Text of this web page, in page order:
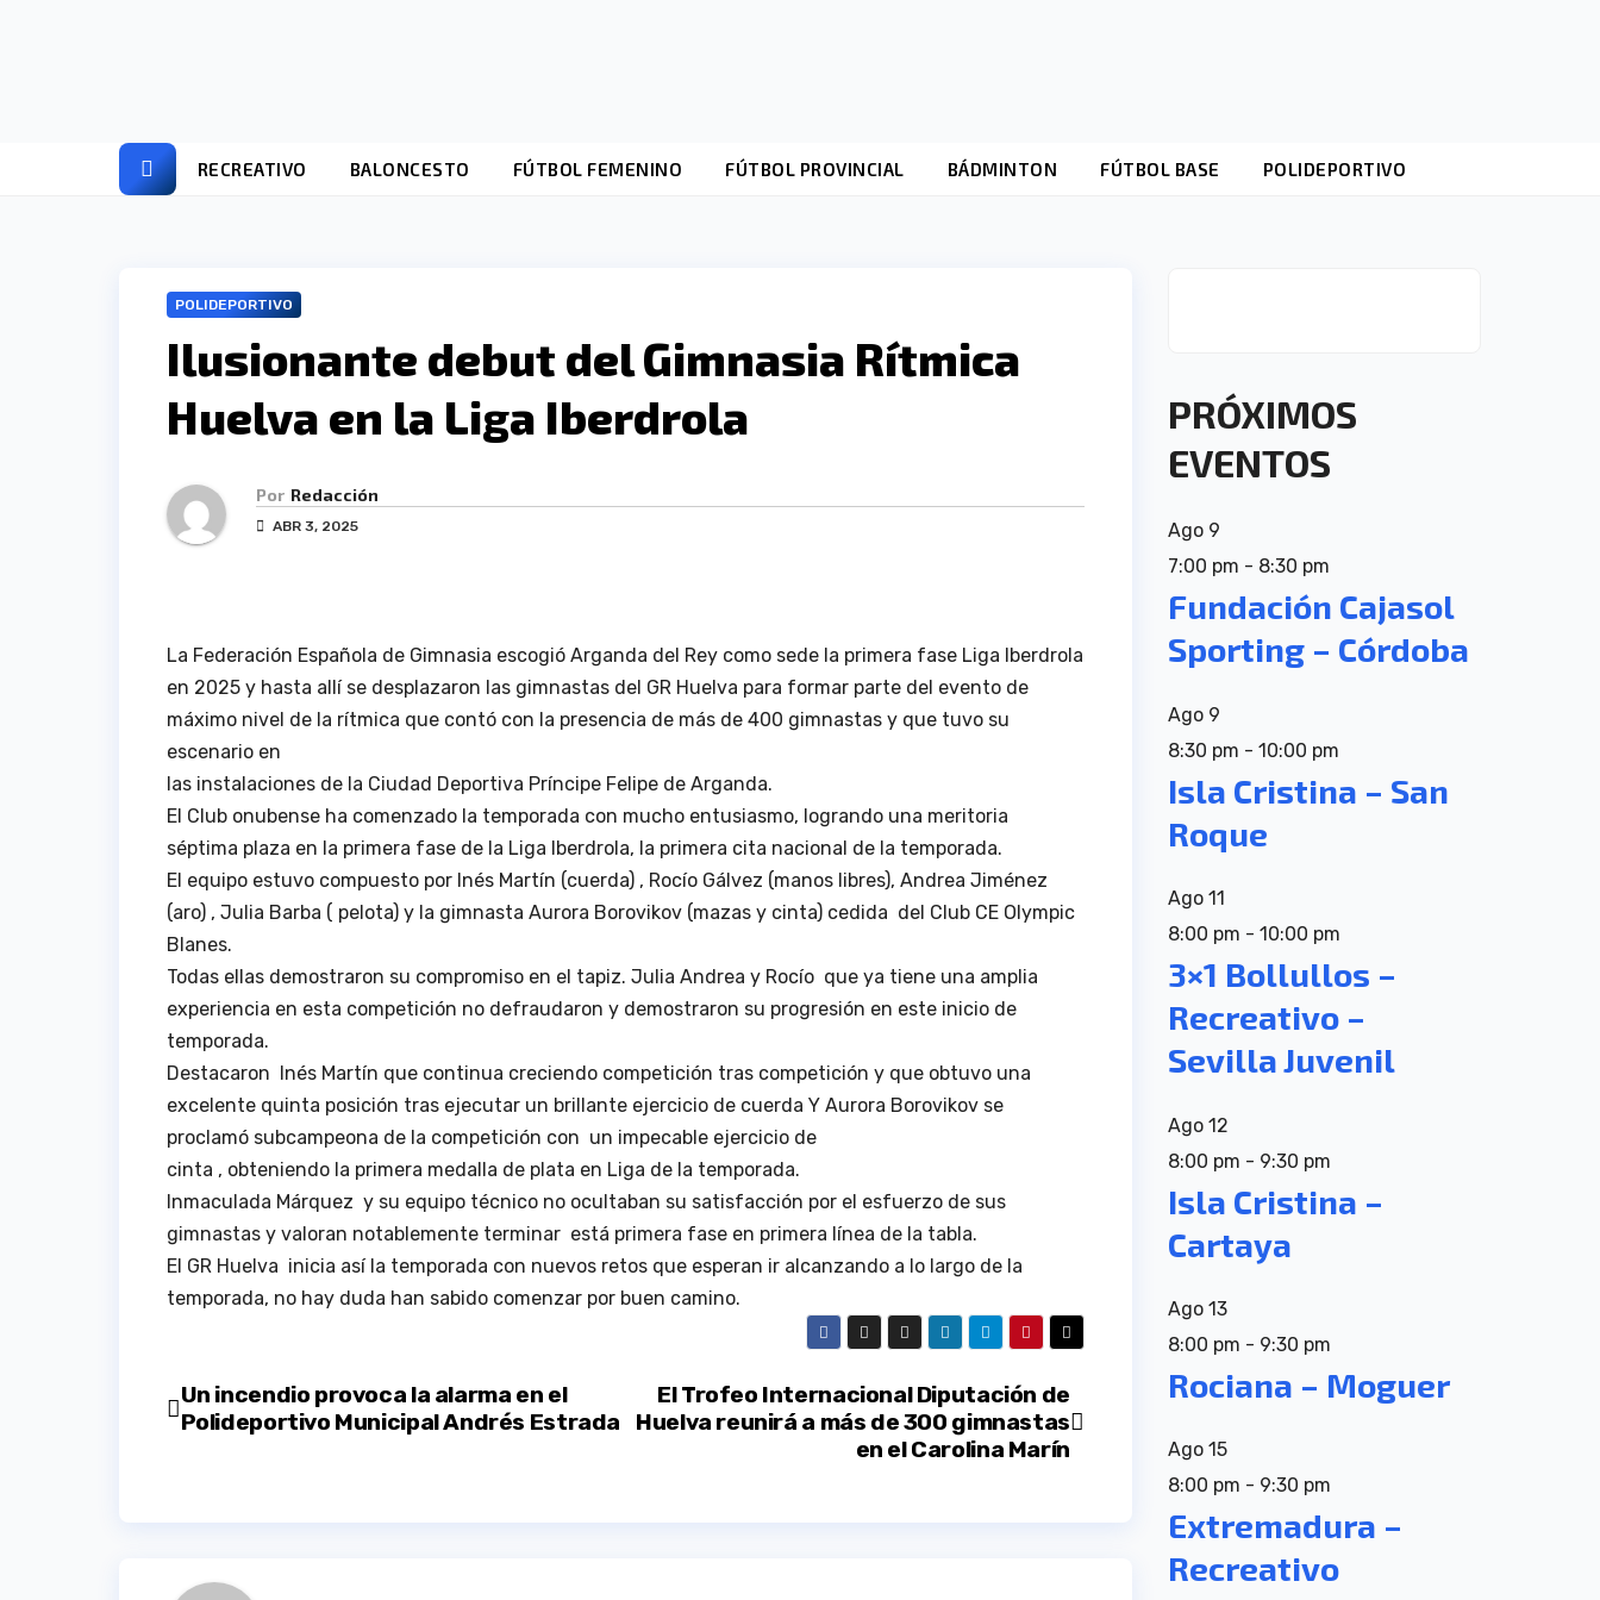
RECREATIVO BALONCESTO FÚTBOL FEMENINO FÚTBOL PROVINCIAL BÁDMINTON FÚTBOL BASE POLIDEPORTIVO
POLIDEPORTIVO
Ilusionante debut del Gimnasia Rítmica
Huelva en la Liga Iberdrola
Por Redacción
ABR 3, 2025
La Federación Española de Gimnasia escogió Arganda del Rey como sede la primera fase Liga Iberdrola
en 2025 y hasta allí se desplazaron las gimnastas del GR Huelva para formar parte del evento de
máximo nivel de la rítmica que contó con la presencia de más de 400 gimnastas y que tuvo su
escenario en
las instalaciones de la Ciudad Deportiva Príncipe Felipe de Arganda.
El Club onubense ha comenzado la temporada con mucho entusiasmo, logrando una meritoria
séptima plaza en la primera fase de la Liga Iberdrola, la primera cita nacional de la temporada.
El equipo estuvo compuesto por Inés Martín (cuerda) , Rocío Gálvez (manos libres), Andrea Jiménez
(aro) , Julia Barba ( pelota) y la gimnasta Aurora Borovikov (mazas y cinta) cedida del Club CE Olympic
Blanes.
Todas ellas demostraron su compromiso en el tapiz. Julia Andrea y Rocío que ya tiene una amplia
experiencia en esta competición no defraudaron y demostraron su progresión en este inicio de
temporada.
Destacaron Inés Martín que continua creciendo competición tras competición y que obtuvo una
excelente quinta posición tras ejecutar un brillante ejercicio de cuerda Y Aurora Borovikov se
proclamó subcampeona de la competición con un impecable ejercicio de
cinta , obteniendo la primera medalla de plata en Liga de la temporada.
Inmaculada Márquez y su equipo técnico no ocultaban su satisfacción por el esfuerzo de sus
gimnastas y valoran notablemente terminar está primera fase en primera línea de la tabla.
El GR Huelva inicia así la temporada con nuevos retos que esperan ir alcanzando a lo largo de la
temporada, no hay duda han sabido comenzar por buen camino.
Navegación
El Trofeo Internacional Diputación de
Huelva reunirá a más de 300 gimnastas
en el Carolina Marín
Un incendio provoca la alarma en el
Polideportivo Municipal Andrés Estrada
PRÓXIMOS
EVENTOS
Ago 9
7:00 pm - 8:30 pm
Fundación Cajasol
Sporting – Córdoba
Ago 9
8:30 pm - 10:00 pm
Isla Cristina – San
Roque
Ago 11
8:00 pm - 10:00 pm
3×1 Bollullos –
Recreativo –
Sevilla Juvenil
Ago 12
8:00 pm - 9:30 pm
Isla Cristina –
Cartaya
Ago 13
8:00 pm - 9:30 pm
Rociana – Moguer
Ago 15
8:00 pm - 9:30 pm
Extremadura –
Recreativo